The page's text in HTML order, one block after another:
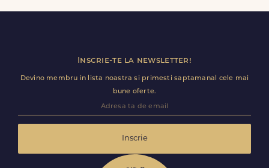
detalii utile (nume receptie, etaj, salon) ca livrarea sa
Inscrie-te la newsletter!
Devino membru in lista noastra si primesti saptamanal cele mai
bune oferte.
Inscrie